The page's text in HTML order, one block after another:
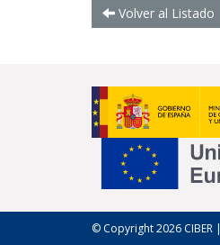
Volver al Listado
© Copyright 2026 CIBER |